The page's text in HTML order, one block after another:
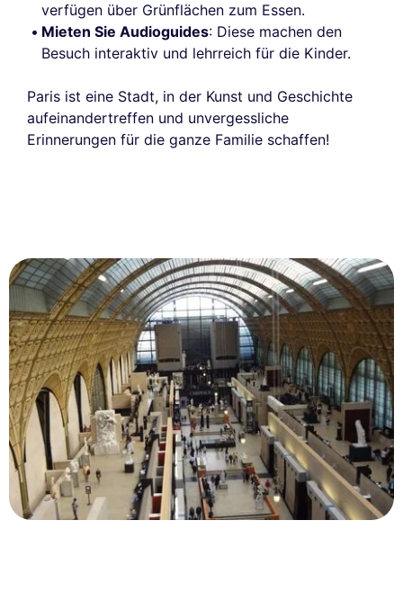
verfügen über Grünflächen zum Essen.
Mieten Sie Audioguides: Diese machen den
Besuch interaktiv und lehrreich für die Kinder.
Paris ist eine Stadt, in der Kunst und Geschichte
aufeinandertreffen und unvergessliche
Erinnerungen für die ganze Familie schaffen!